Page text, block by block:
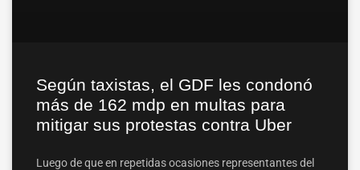
Según taxistas, el GDF les condonó
más de 162 mdp en multas para
mitigar sus protestas contra Uber
Luego de que en repetidas ocasiones representantes del